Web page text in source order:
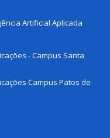
Artificial Aplicada
- Campus Santa
Campus Patos de